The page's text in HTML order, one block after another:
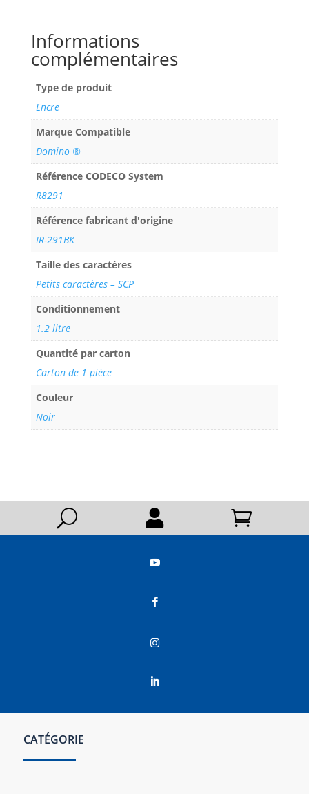
Informations
complémentaires
Type de produit
Encre
Marque Compatible
Domino ®
Référence CODECO System
R8291
Référence fabricant d'origine
IR-291BK
Taille des caractères
Petits caractères – SCP
Conditionnement
1.2 litre
Quantité par carton
Carton de 1 pièce
Couleur
Noir
U  




CATÉGORIE